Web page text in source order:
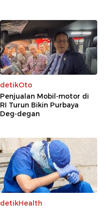
detikOto
Penjualan Mobil-motor di
RI Turun Bikin Purbaya
Deg-degan
detikHealth